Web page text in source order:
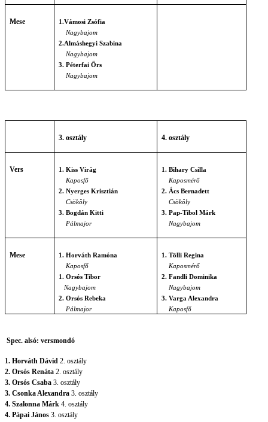
Mese
1.Vámosi Zsófia
Nagybajom
2.Almáshegyi Szabina
Nagybajom
3. Péterfai Örs
Nagybajom
3. osztály 4. osztály
Vers
1. Kiss Virág
Kaposfő
2. Nyerges Krisztián
Csököly
3. Bogdán Kitti
Pálmajor
1. Bihary Csilla
Kaposmérő
2. Ács Bernadett
Csököly
3. Pap-Tibol Márk
Nagybajom
Mese
1. Horváth Ramóna
Kaposfő
1. Orsós Tibor
Nagybajom
2. Orsós Rebeka
Pálmajor
1. Tölli Regina
Kaposmérő
2. Fandli Dominika
Nagybajom
3. Varga Alexandra
Kaposfő
Spec. alsó: versmondó
1. Horváth Dávid 2. osztály
2. Orsós Renáta 2. osztály
3. Orsós Csaba 3. osztály
3. Csonka Alexandra 3. osztály
4. Szalonna Márk 4. osztály
4. Pápai János 3. osztály